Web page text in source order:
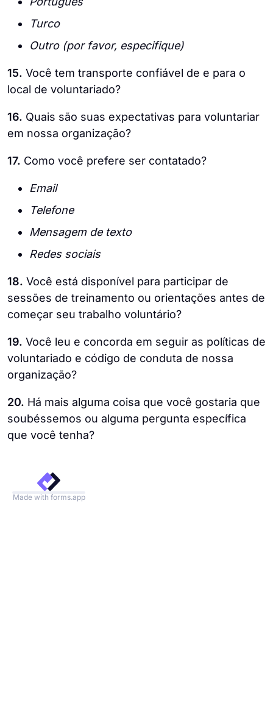
Turco
Outro (por favor, especifique)
15. Você tem transporte confiável de e para o
local de voluntariado?
16. Quais são suas expectativas para voluntariar
em nossa organização?
17. Como você prefere ser contatado?
Email
Telefone
Mensagem de texto
Redes sociais
18. Você está disponível para participar de
sessões de treinamento ou orientações antes de
começar seu trabalho voluntário?
19. Você leu e concorda em seguir as políticas de
voluntariado e código de conduta de nossa
organização?
20. Há mais alguma coisa que você gostaria que
soubéssemos ou alguma pergunta específica
que você tenha?